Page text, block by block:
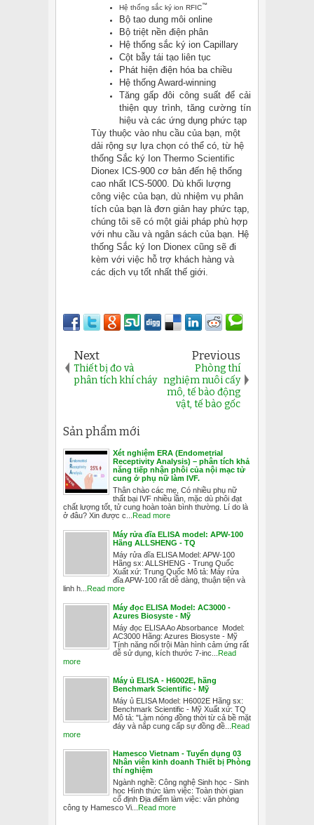
Hệ thống sắc ký ion RFIC™
Bộ tao dung môi online
Bộ triệt nền điện phân
Hệ thống sắc ký ion Capillary
Cột bẫy tái tạo liên tục
Phát hiện điện hóa ba chiều
Hệ thống Award-winning
Tăng gấp đôi công suất để cải
thiện quy trình, tăng cường tín
hiệu và các ứng dụng phức tạp
Tùy thuộc vào nhu cầu của bạn, một
dải rộng sự lựa chọn có thể có, từ hệ
thống Sắc ký Ion Thermo Scientific
Dionex ICS-900 cơ bản đến hệ thống
cao nhất ICS-5000. Dù khối lượng
công việc của bạn, dù nhiệm vụ phân
tích của bạn là đơn giản hay phức tạp,
chúng tôi sẽ có một giải pháp phù hợp
với nhu cầu và ngân sách của bạn. Hệ
thống Sắc ký Ion Dionex cũng sẽ đi
kèm với việc hỗ trợ khách hàng và
các dịch vụ tốt nhất thế giới.
Next
Thiết bị đo và
phân tích khí cháy
Previous
Phòng thí
nghiệm nuôi cấy
mô, tế bào động
vật, tế bào gốc
Sản phẩm mới
Xét nghiệm ERA (Endometrial
Receptivity Analysis) – phân tích khả
năng tiếp nhận phôi của nội mạc tử
cung ở phụ nữ làm IVF.
Thân chào các mẹ, Có nhiều phụ nữ
thất bại IVF nhiều lần, mặc dù phôi đạt
chất lượng tốt, tử cung hoàn toàn bình thường. Lí do là
ở đâu? Xin được c...
Read more
Máy rửa đĩa ELISA model: APW-100
Hãng ALLSHENG - TQ
Máy rửa đĩa ELISA Model: APW-100
Hãng sx: ALLSHENG - Trung Quốc
Xuất xứ: Trung Quốc Mô tả: Máy rửa
đĩa APW-100 rất dễ dàng, thuận tiện và
linh h...
Read more
Máy đọc ELISA Model: AC3000 -
Azures Biosyste - Mỹ
Máy đọc ELISA Ao Absorbance Model:
AC3000 Hãng: Azures Biosyste - Mỹ
Tính năng nổi trội Màn hình cảm ứng rất
dễ sử dụng, kích thước 7-inc...
Read
more
Máy ủ ELISA - H6002E, hãng
Benchmark Scientific - Mỹ
Máy ủ ELISA Model: H6002E Hãng sx:
Benchmark Scientific - Mỹ Xuất xứ: TQ
Mô tả: "Làm nóng đồng thời từ cả bề mặt
đáy và nắp cung cấp sự đồng đề...
Read
more
Hamesco Vietnam - Tuyển dụng 03
Nhân viên kinh doanh Thiết bị Phòng
thí nghiệm
Ngành nghề: Công nghệ Sinh học - Sinh
học Hình thức làm việc: Toàn thời gian
cố định Địa điểm làm việc: văn phòng
công ty Hamesco Vi...
Read more